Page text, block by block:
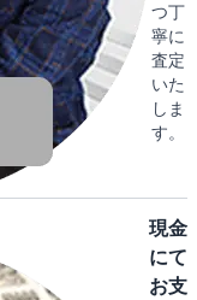
つ丁
寧に
査定
いた
しま
す。
現金
にて
お支